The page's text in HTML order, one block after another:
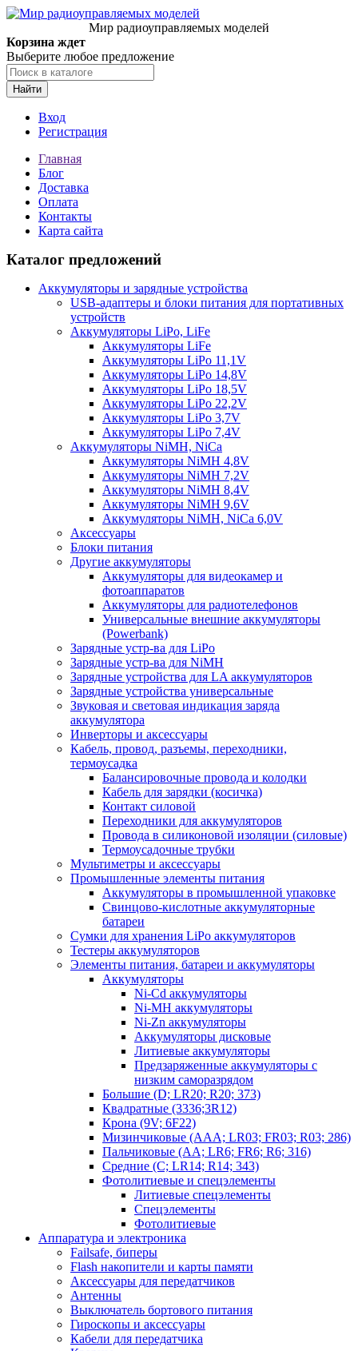
Мир радиоуправляемых моделей
Корзина ждет
Выберите любое предложение
Найти
Вход
Регистрация
Главная
Блог
Доставка
Оплата
Контакты
Карта сайта
Каталог предложений
Аккумуляторы и зарядные устройства
USB-адаптеры и блоки питания для портативных
устройств
Аккумуляторы LiPo, LiFe
Аккумуляторы LiFe
Аккумуляторы LiPo 11,1V
Аккумуляторы LiPo 14,8V
Аккумуляторы LiPo 18,5V
Аккумуляторы LiPo 22,2V
Аккумуляторы LiPo 3,7V
Аккумуляторы LiPo 7,4V
Аккумуляторы NiMH, NiCa
Аккумуляторы NiMH 4,8V
Аккумуляторы NiMH 7,2V
Аккумуляторы NiMH 8,4V
Аккумуляторы NiMH 9,6V
Аккумуляторы NiMH, NiCa 6,0V
Аксессуары
Блоки питания
Другие аккумуляторы
Аккумуляторы для видеокамер и
фотоаппаратов
Аккумуляторы для радиотелефонов
Универсальные внешние аккумуляторы
(Powerbank)
Зарядные устр-ва для LiPo
Зарядные устр-ва для NiMH
Зарядные устройства для LA аккумуляторов
Зарядные устройства универсальные
Звуковая и световая индикация заряда
аккумулятора
Инверторы и аксессуары
Кабель, провод, разъемы, переходники,
термоусадка
Балансировочные провода и колодки
Кабель для зарядки (косичка)
Контакт силовой
Переходники для аккумуляторов
Провода в силиконовой изоляции (силовые)
Термоусадочные трубки
Мультиметры и аксессуары
Промышленные элементы питания
Аккумуляторы в промышленной упаковке
Свинцово-кислотные аккумуляторные
батареи
Сумки для хранения LiPo аккумуляторов
Тестеры аккумуляторов
Элементы питания, батареи и аккумуляторы
Аккумуляторы
Ni-Cd аккумуляторы
Ni-MH аккумуляторы
Ni-Zn аккумуляторы
Аккумуляторы дисковые
Литиевые аккумуляторы
Предзаряженные аккумуляторы с
низким саморазрядом
Большие (D; LR20; R20; 373)
Квадратные (3336;3R12)
Крона (9V; 6F22)
Мизинчиковые (AAA; LR03; FR03; R03; 286)
Пальчиковые (AA; LR6; FR6; R6; 316)
Средние (C; LR14; R14; 343)
Фотолитиевые и спецэлементы
Литиевые спецэлементы
Спецэлементы
Фотолитиевые
Аппаратура и электроника
Failsafe, биперы
Flash накопители и карты памяти
Аксессуары для передатчиков
Антенны
Выключатель бортового питания
Гироскопы и аксессуары
Кабели для передатчика